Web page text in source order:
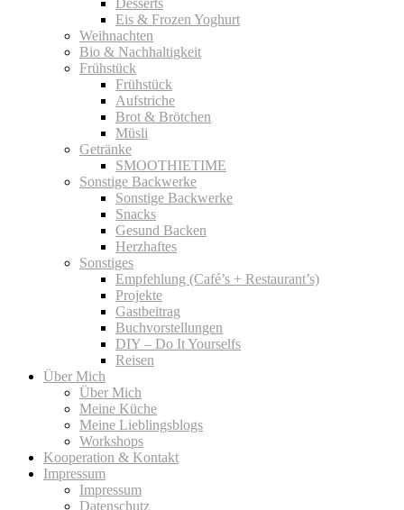
Eis & Frozen Yoghurt
Weihnachten
Bio & Nachhaltigkeit
Frühstück
Frühstück
Aufstriche
Brot & Brötchen
Müsli
Getränke
SMOOTHIETIME
Sonstige Backwerke
Sonstige Backwerke
Snacks
Gesund Backen
Herzhaftes
Sonstiges
Empfehlung (Café’s + Restaurant’s)
Projekte
Gastbeitrag
Buchvorstellungen
DIY – Do It Yourselfs
Reisen
Über Mich
Über Mich
Meine Küche
Meine Lieblingsblogs
Workshops
Kooperation & Kontakt
Impressum
Impressum
Datenschutz